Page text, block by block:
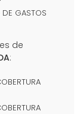
GASTOS
de
: